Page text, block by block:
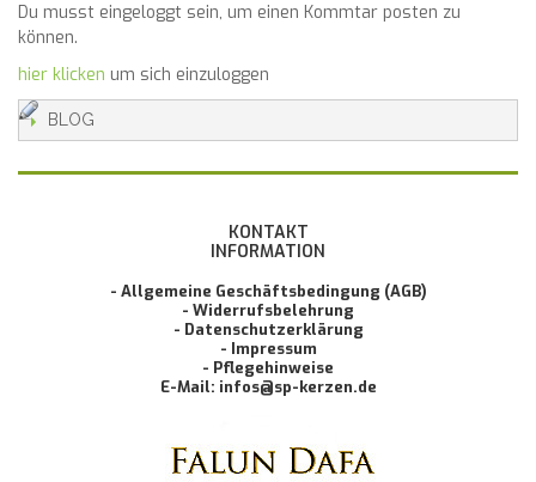
Du musst eingeloggt sein, um einen Kommtar posten zu
können.
hier klicken um sich einzuloggen
BLOG
KONTAKT
INFORMATION
- Allgemeine Geschäftsbedingung (AGB)
- Widerrufsbelehrung
- Datenschutzerklärung
- Impressum
- Pflegehinweise
E-Mail: infos@sp-kerzen.de